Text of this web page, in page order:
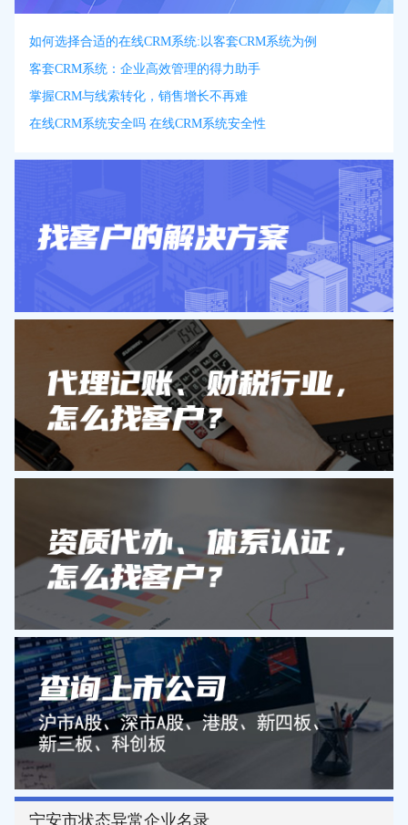
如何选择合适的在线CRM系统:以客套CRM系统为例
客套CRM系统：企业高效管理的得力助手
掌握CRM与线索转化，销售增长不再难
在线CRM系统安全吗 在线CRM系统安全性
宁安市状态异常企业名录